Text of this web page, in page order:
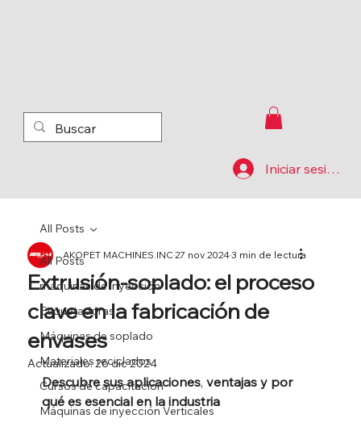
Iniciar sesión
All Posts
máquinas de inyección
Etiquetadoras
Máquinas de soplado
Materiales reciclados
Cursos de capacitación
Máquinas de inyección Verticales
All Posts
Extrusión-soplado: el proceso
clave en la fabricación de
envases
AKOPET MACHINES.INC27 nov 20243 min de lectura
Actualizado:26 dic 2024
Descubre sus aplicaciones, ventajas y por
qué es esencial en la industria